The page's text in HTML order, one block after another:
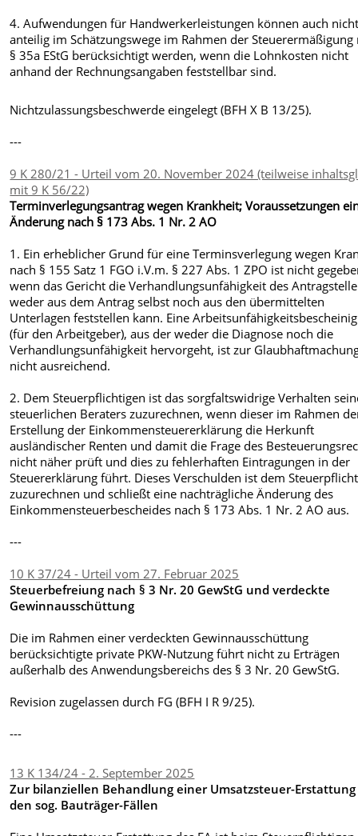
4. Aufwendungen für Handwerkerleistungen können auch
anteilig im Schätzungswege im Rahmen der Steuerermäßigung
§ 35a EStG berücksichtigt werden, wenn die Lohnkosten nicht
anhand der Rechnungsangaben feststellbar sind.
Nichtzulassungsbeschwerde eingelegt (BFH X B 13/25).
---
9 K 280/21 - Urteil vom 20. November 2024 (teilweise
mit 9 K 56/22)
Terminverlegungsantrag wegen Krankheit; Voraussetzungen
Änderung nach § 173 Abs. 1 Nr. 2 AO
1. Ein erheblicher Grund für eine Terminsverlegung wegen
nach § 155 Satz 1 FGO i.V.m. § 227 Abs. 1 ZPO ist nicht
wenn das Gericht die Verhandlungsunfähigkeit des
weder aus dem Antrag selbst noch aus den übermittelten
Unterlagen feststellen kann. Eine
(für den Arbeitgeber), aus der weder die Diagnose noch die
Verhandlungsunfähigkeit hervorgeht, ist zur
nicht ausreichend.
2. Dem Steuerpflichtigen ist das sorgfaltswidrige Verhalten
steuerlichen Beraters zuzurechnen, wenn dieser im Rahmen
Erstellung der Einkommensteuererklärung die Herkunft
ausländischer Renten und damit die Frage des
nicht näher prüft und dies zu fehlerhaften Eintragungen in der
Steuererklärung führt. Dieses Verschulden ist dem
zuzurechnen und schließt eine nachträgliche Änderung des
Einkommensteuerbescheides nach § 173 Abs. 1 Nr. 2 AO aus.
---
10 K 37/24 - Urteil vom 27. Februar 2025
Steuerbefreiung nach § 3 Nr. 20 GewStG und verdeckte
Gewinnausschüttung
Die im Rahmen einer verdeckten Gewinnausschüttung
berücksichtigte private PKW-Nutzung führt nicht zu Erträgen
außerhalb des Anwendungsbereichs des § 3 Nr. 20 GewStG.
Revision zugelassen durch FG (BFH I R 9/25).
---
13 K 134/24 - 2. September 2025
Zur bilanziellen Behandlung einer Umsatzsteuer-
den sog. Bauträger-Fällen